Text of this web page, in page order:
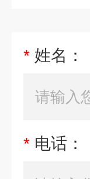
* 姓名：
* 电话：